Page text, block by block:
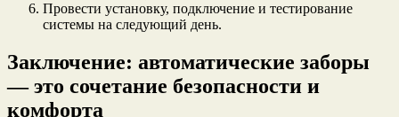
Провести установку, подключение и тестирование
системы на следующий день.
Заключение: автоматические заборы
— это сочетание безопасности и
комфорта